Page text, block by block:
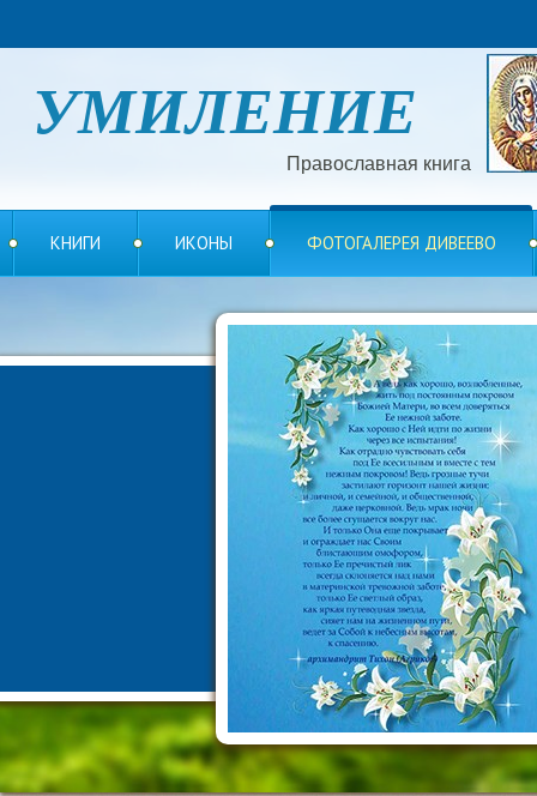
УМИЛЕНИЕ
Православная книга
КНИГИ ИКОНЫ ФОТОГАЛЕРЕЯ ДИВЕЕВО